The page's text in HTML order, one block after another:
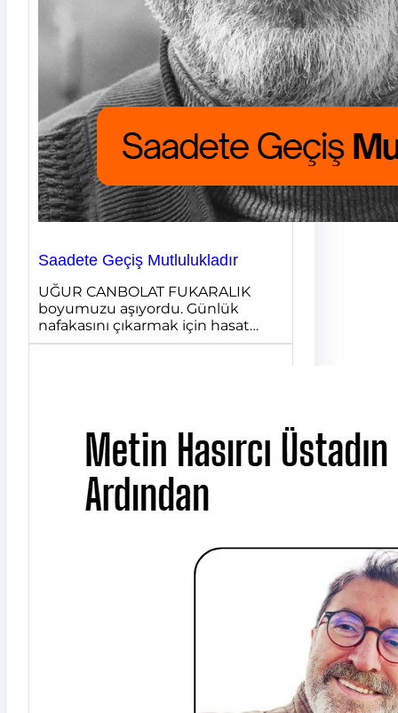
Saadete Geçiş Mutlulukladır
UĞUR CANBOLAT FUKARALIK
boyumuzu aşıyordu. Günlük
nafakasını çıkarmak için hasat…